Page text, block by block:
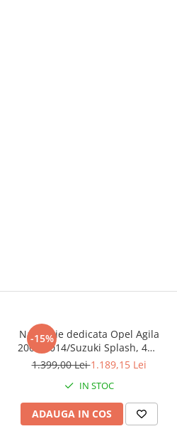
-15%
Navigatie dedicata Opel Agila
2007-2014/Suzuki Splash, 4GB
RAM 64GB ROM, Octacore,
Carplay&Android Auto, SIM
4G, Ventilator Activ
1.399,00 Lei1.189,15 Lei
IN STOC
ADAUGA IN COS